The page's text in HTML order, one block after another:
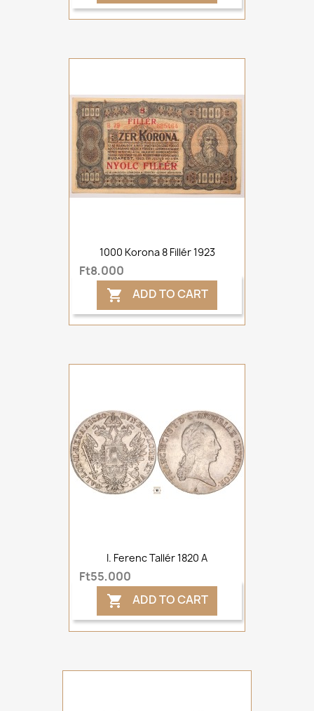
1000 Korona 8 Fillér 1923
Ft8,000
 ADD TO CART
I. Ferenc Tallér 1820 A
Ft55,000
 ADD TO CART